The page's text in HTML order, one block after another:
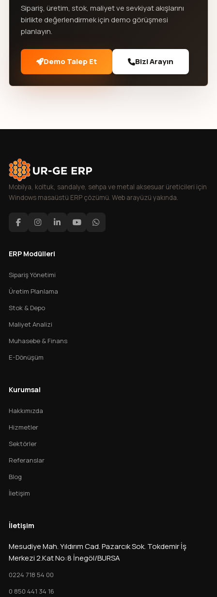
Sipariş, üretim, stok, maliyet ve sevkiyat akışlarını
birlikte değerlendirmek için demo görüşmesi
planlayın.
Demo Talep Et Bizi Arayın
Mobilya, koltuk, sandalye, sehpa ve metal aksesuar üreticileri için
Windows masaüstü ERP çözümü. Web arayüzü yakında.
ERP Modülleri
Sipariş Yönetimi
Üretim Planlama
Stok & Depo
Maliyet Analizi
Muhasebe & Finans
E-Dönüşüm
Kurumsal
Hakkımızda
Hizmetler
Sektörler
Referanslar
Blog
İletişim
İletişim
Mesudiye Mah. Yıldırım Cad. Pazarcık Sok. Tokdemir İş
Merkezi 2.Kat No:8 İnegöl/BURSA
0224 718 54 00
0 850 441 34 16